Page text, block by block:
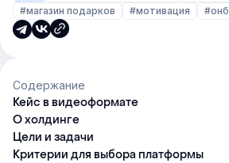
#магазин подарков
#мотивация
Содержание
Кейс в видеоформате
О холдинге
Цели и задачи
Критерии для выбора платформы